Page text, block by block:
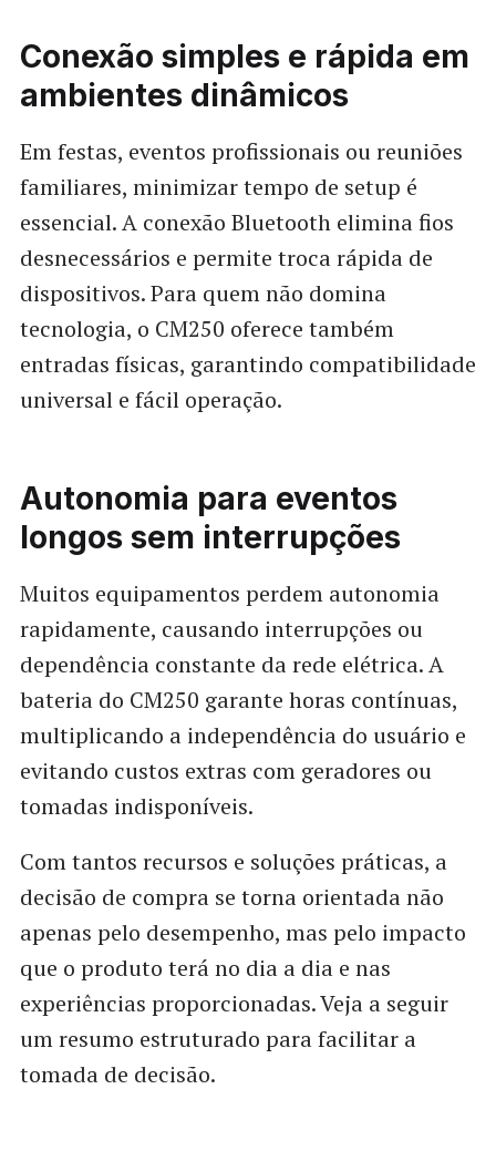
Conexão simples e rápida em
ambientes dinâmicos
Em festas, eventos profissionais ou reuniões
familiares, minimizar tempo de setup é
essencial. A conexão Bluetooth elimina fios
desnecessários e permite troca rápida de
dispositivos. Para quem não domina
tecnologia, o CM250 oferece também
entradas físicas, garantindo compatibilidade
universal e fácil operação.
Autonomia para eventos
longos sem interrupções
Muitos equipamentos perdem autonomia
rapidamente, causando interrupções ou
dependência constante da rede elétrica. A
bateria do CM250 garante horas contínuas,
multiplicando a independência do usuário e
evitando custos extras com geradores ou
tomadas indisponíveis.
Com tantos recursos e soluções práticas, a
decisão de compra se torna orientada não
apenas pelo desempenho, mas pelo impacto
que o produto terá no dia a dia e nas
experiências proporcionadas. Veja a seguir
um resumo estruturado para facilitar a
tomada de decisão.